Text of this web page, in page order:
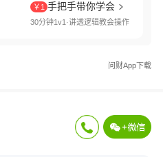
￥1 手把手带你学会
30分钟1v1·讲透逻辑教会操作
问财App下载